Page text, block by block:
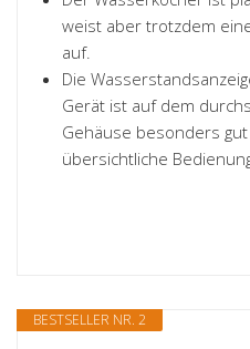
weist aber trotzdem
auf.
Die
Gerät ist auf dem
Gehäuse besonders
übersichtliche
BESTSELLER NR. 2